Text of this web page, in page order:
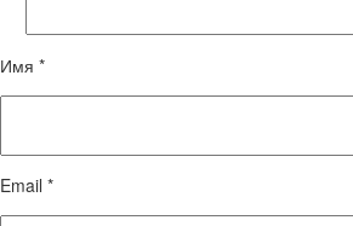
Имя *
Email *